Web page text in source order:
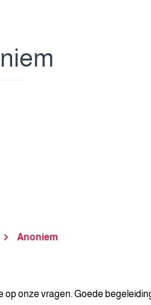
Anoniem
op onze vragen. Goede